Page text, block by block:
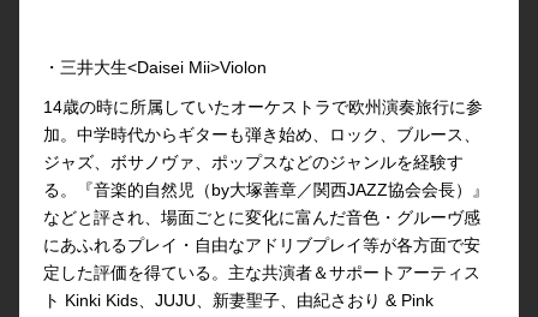
・三井大生<Daisei Mii>Violon
14歳の時に所属していたオーケストラで欧州演奏旅行に参
加。中学時代からギターも弾き始め、ロック、ブルース、
ジャズ、ボサノヴァ、ポップスなどのジャンルを経験す
る。『音楽的自然児（by大塚善章／関西JAZZ協会会長）』
などと評され、場面ごとに変化に富んだ音色・グルーヴ感
にあふれるプレイ・自由なアドリブプレイ等が各方面で安
定した評価を得ている。主な共演者＆サポートアーティス
ト Kinki Kids、JUJU、新妻聖子、由紀さおり & Pink